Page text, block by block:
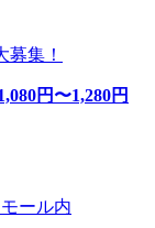
募集！
円〜1,280円
ール内